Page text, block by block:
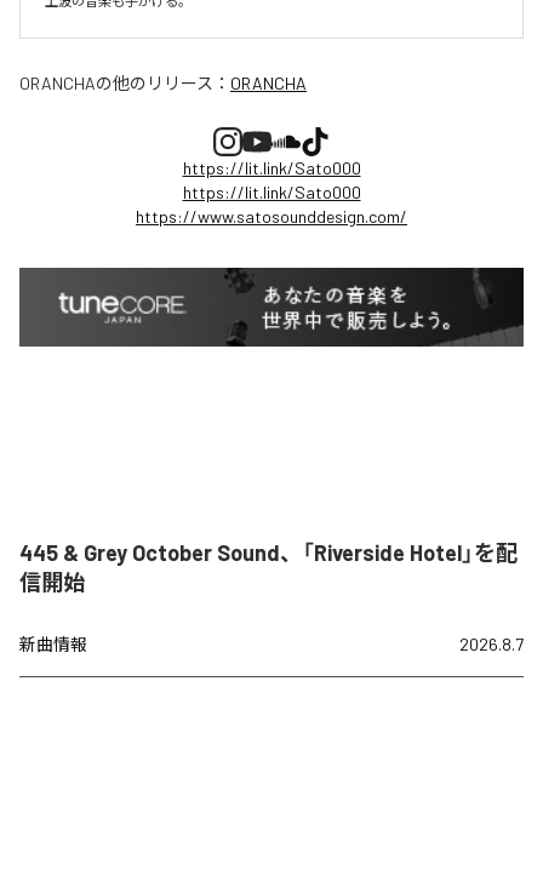
ORANCHAの他のリリース： ORANCHA
https://lit.link/Sato000
https://lit.link/Sato000
https://www.satosounddesign.com/
445 & Grey October Sound、「Riverside Hotel」を配
信開始
新曲情報 2026.8.7